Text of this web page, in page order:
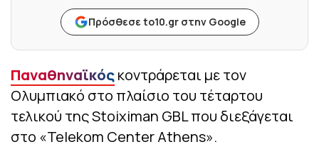
Πρόσθεσε to10.gr στην Google
Παναθηναϊκόςκοντράρεται με τον
Ολυμπιακό στο πλαίσιο του τέταρτου
τελικού της Stoiximan GBL που διεξάγεται
στο «Telekom Center Athens».